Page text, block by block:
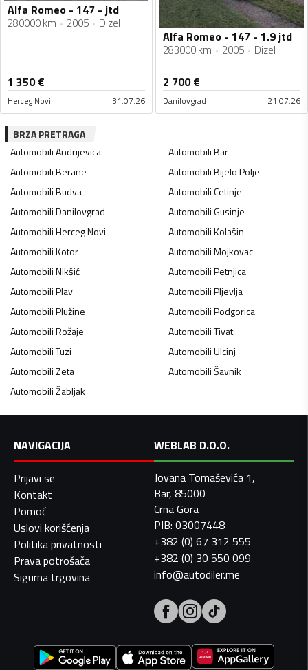
Alfa Romeo - 147 - jtd
280000 km 2005 Dizel
1 350€
Herceg Novi 31.07.26
Alfa Romeo - 147 - 1.9 jtd
283000 km 2005 Dizel
2 700€
Danilovgrad 21.07.26
BRZA PRETRAGA
AutomobiliAndrijevica AutomobiliBar
AutomobiliBerane AutomobiliBijelo Polje
AutomobiliBudva AutomobiliCetinje
AutomobiliDanilovgrad AutomobiliGusinje
AutomobiliHerceg Novi AutomobiliKolašin
AutomobiliKotor AutomobiliMojkovac
AutomobiliNikšić AutomobiliPetnjica
AutomobiliPlav AutomobiliPljevlja
AutomobiliPlužine AutomobiliPodgorica
AutomobiliRožaje AutomobiliTivat
AutomobiliTuzi AutomobiliUlcinj
AutomobiliZeta AutomobiliŠavnik
AutomobiliŽabljak
NAVIGACIJA
Prijavi se
Kontakt
Pomoć
Uslovi korišćenja
Politika privatnosti
Prava potrošača
Sigurna trgovina
WEBLAB D.O.O.
Jovana Tomaševića 1,
Bar, 85000
Crna Gora
PIB: 03007448
+382 (0) 67 312 555
+382 (0) 30 550 099
info@autodiler.me